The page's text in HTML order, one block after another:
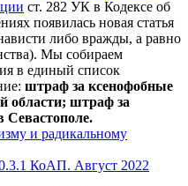
ст. 282 УК в Кодексе об
появилась новая статья
либо вражды, а равно
Мы собираем
в единый список
штраф за ксенофобные
области; штраф за
Севастополе.
и радикальному
КоАП. Август 2022